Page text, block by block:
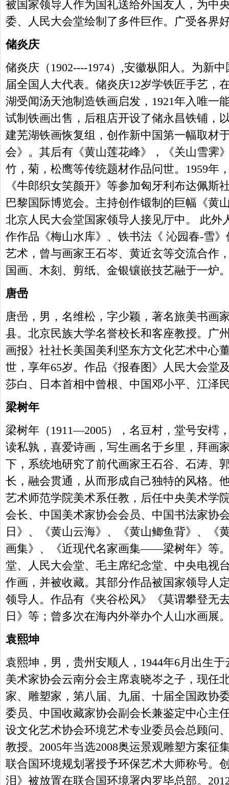
被国家领导人作为国礼送给外国友人，为中
委、人民大会堂绘制了多件巨作。广受各界
储炎庆
储炎庆（1902----1974）,安徽枞阳人。为新
届全国人大代表。储炎庆12岁学铁匠手艺，
湖受闻汤天池制造铁画启发，1921年入唯一
试制铁画出售，后租店开设了储永昌铁铺，
建芜湖铁画恢复组，创作新中国第一幅取材
会》。其后有《黄山莲花峰》，《关山雪霁
竹，菊，松鹰等传统题材作品问世。1959年
《牛郎织女笑颜开》等参加匈牙利布达佩斯
巴黎国际博览会。主持创作锻制的巨幅《黄
北京人民大会堂国家领导人接见厅中。 此外
作作品《梅山水库》、铁书法《 沁园春-雪
艺术，曾与画家王石岑、黄近玄等交流合作
国画、木刻、剪纸、金银镶嵌技艺融于一炉
唐喦
唐喦，男，名维松，字少颖，著名旅美书画
县。北京民族大学名誉校长和客座教授。广
画报》社社长美国美利坚东方文化艺术中心
世，享年65岁。作品《报春图》人民大会堂
莎白、日本首相中曾根、中国邓小平、江泽
梁树年
梁树年（1911—2005），名豆村，堂号安樗
读私孰，喜爱诗画，写生画名于乡里，拜画
下，系统地研究了前代画家王石谷、石涛、
长，融会贯通，从而形成自己独特的风格。
艺术师范学院美术系任教，后任中央美术学
会长、中国美术家协会会员、中国书法家协
日》、《黄山云海》、《黄山鲫鱼背》、《
画集》、《近现代名家画集——梁树年》等
堂、人民大会堂、毛主席纪念堂、中央电视
作画，并被收藏。其部分作品被国家领导人
领导人。作品有《夹谷松风》《莫谓攀登无
日》等；曾多次在海内外举办个人山水画展
袁熙坤
袁熙坤，男，贵州安顺人，1944年6月出生
美术家协会云南分会主席袁晓岑之子，现任
家、雕塑家，第八届、九届、十届全国政协
委员、中国收藏家协会副会长兼鉴定中心主
设文化艺术协会环境艺术专业委员会总顾问
教授。2005年当选2008奥运景观雕塑方案征
联合国环境规划署授予环保艺术大师称号。
泪》被放置在联合国环境署内罗毕总部。